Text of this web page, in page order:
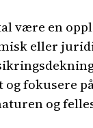
være en
eller
fokusere
og